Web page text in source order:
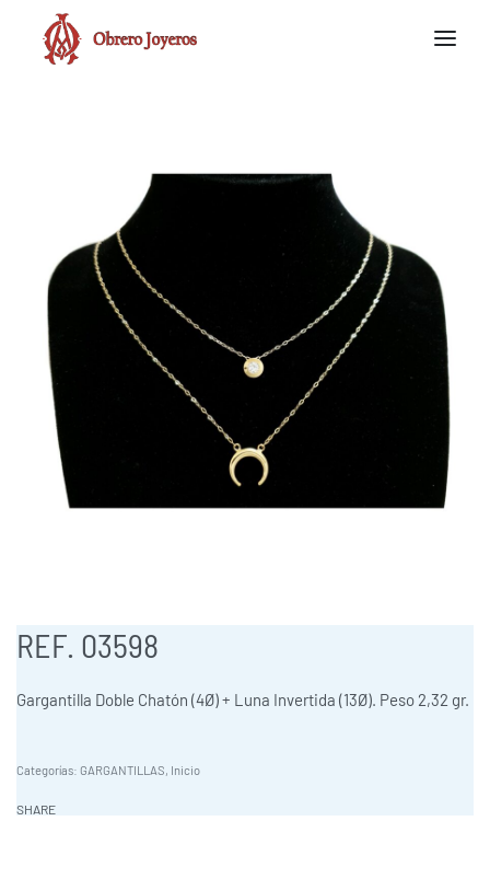
REF. 03598
Gargantilla Doble Chatón (4Ø) + Luna Invertida (13Ø). Peso 2,32 gr.
Categorías: GARGANTILLAS, Inicio
SHARE